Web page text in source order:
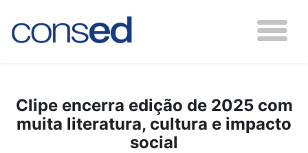
Clipe encerra edição de 2025 com
muita literatura, cultura e impacto
social